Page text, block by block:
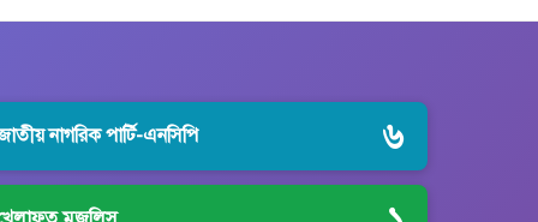
নাগরিক পার্টি-এনসিপি ৬